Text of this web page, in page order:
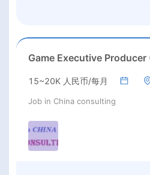
Game Executive
15~20K 人民币/每月
Job in China consulting